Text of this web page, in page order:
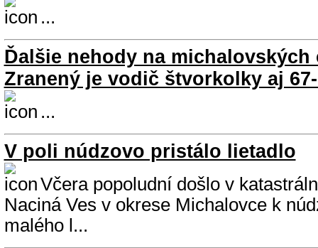
...
Ďalšie nehody na michalovských
Zranený je vodič štvorkolky aj
...
V poli núdzovo pristálo lietadlo
Včera popoludní došlo v
Naciná Ves v okrese Michalovce k
malého l...